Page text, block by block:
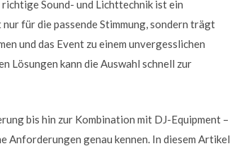
Sound- und Lichttechnik ist ein
für die passende Stimmung, sondern trägt
und das Event zu einem unvergesslichen
Lösungen kann die Auswahl schnell zur
bis hin zur Kombination mit DJ-Equipment –
genau kennen. In diesem Artikel